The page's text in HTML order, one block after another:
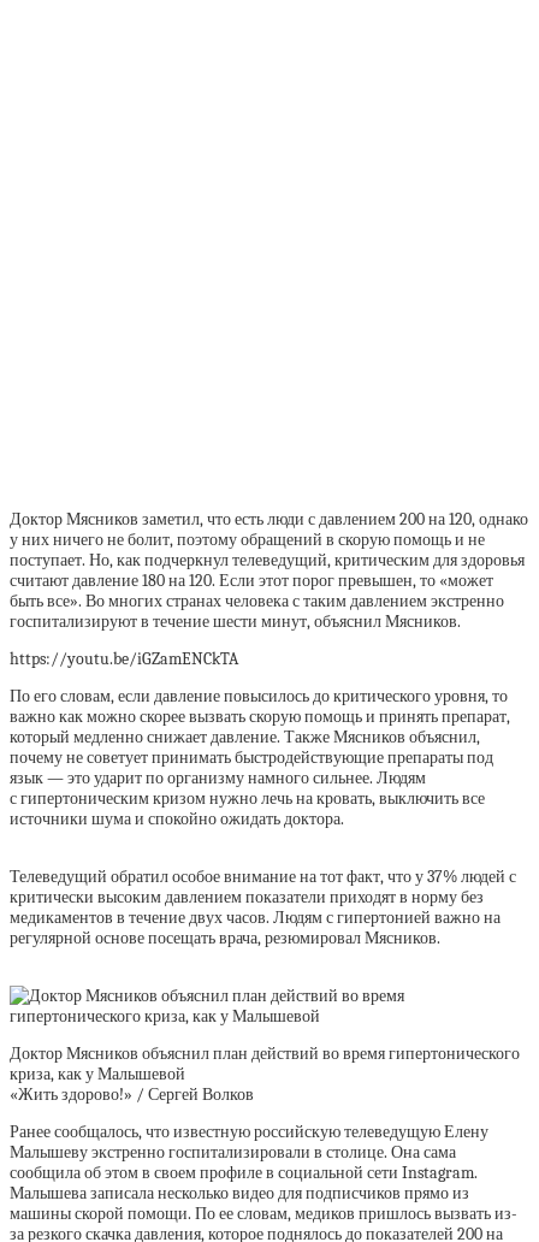
Доктор Мясников заметил, что есть люди с давлением 200 на 120, однако
у них ничего не болит, поэтому обращений в скорую помощь и не
поступает. Но, как подчеркнул телеведущий, критическим для здоровья
считают давление 180 на 120. Если этот порог превышен, то «может
быть все». Во многих странах человека с таким давлением экстренно
госпитализируют в течение шести минут, объяснил Мясников.
https://youtu.be/iGZamENCkTA
По его словам, если давление повысилось до критического уровня, то
важно как можно скорее вызвать скорую помощь и принять препарат,
который медленно снижает давление. Также Мясников объяснил,
почему не советует принимать быстродействующие препараты под
язык — это ударит по организму намного сильнее. Людям
с гипертоническим кризом нужно лечь на кровать, выключить все
источники шума и спокойно ожидать доктора.
Телеведущий обратил особое внимание на тот факт, что у 37% людей с
критически высоким давлением показатели приходят в норму без
медикаментов в течение двух часов. Людям с гипертонией важно на
регулярной основе посещать врача, резюмировал Мясников.
Доктор Мясников объяснил план действий во время гипертонического
криза, как у Малышевой
«Жить здорово!» / Сергей Волков
Ранее сообщалось, что известную российскую телеведущую Елену
Малышеву экстренно госпитализировали в столице. Она сама
сообщила об этом в своем профиле в социальной сети Instagram.
Малышева записала несколько видео для подписчиков прямо из
машины скорой помощи. По ее словам, медиков пришлось вызвать из-
за резкого скачка давления, которое поднялось до показателей 200 на